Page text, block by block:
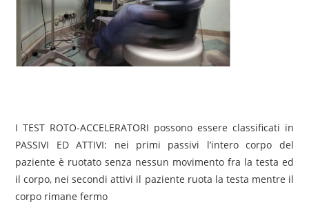
I TEST ROTO-ACCELERATORI possono essere classificati in
PASSIVI ED ATTIVI: nei primi passivi l’intero corpo del
paziente è ruotato senza nessun movimento fra la testa ed
il corpo, nei secondi attivi il paziente ruota la testa mentre il
corpo rimane fermo